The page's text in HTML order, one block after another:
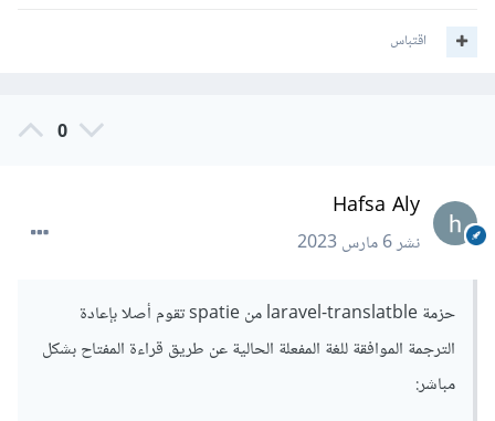
اقتباس
0
Hafsa Aly
نشر6 مارس 2023
حزمة laravel-translatble من spatie تقوم أصلا بإعادة
الترجمة الموافقة للغة المفعلة الحالية عن طريق قراءة المفتاح بشكل
مباشر: